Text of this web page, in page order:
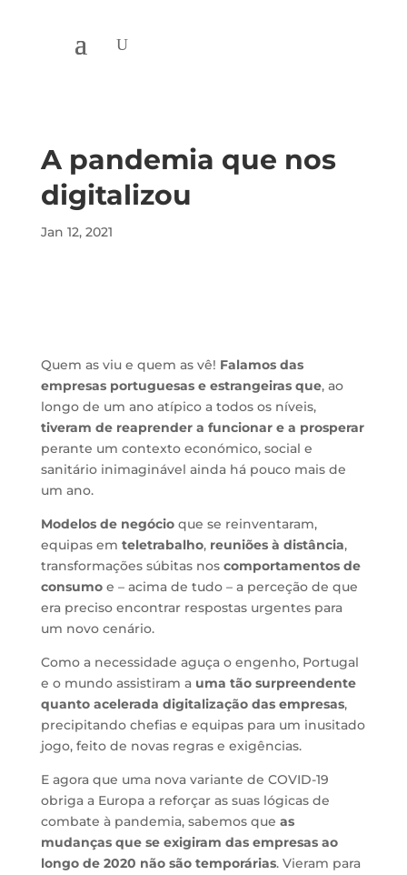
A pandemia que nos
digitalizou
Jan 12, 2021
Quem as viu e quem as vê! Falamos das
empresas portuguesas e estrangeiras que, ao
longo de um ano atípico a todos os níveis,
tiveram de reaprender a funcionar e a prosperar
perante um contexto económico, social e
sanitário inimaginável ainda há pouco mais de
um ano.
Modelos de negócioque se reinventaram,
equipas em teletrabalho, reuniões à distância,
transformações súbitas nos comportamentos de
consumoe – acima de tudo – a perceção de que
era preciso encontrar respostas urgentes para
um novo cenário.
Como a necessidade aguça o engenho, Portugal
e o mundo assistiram a uma tão surpreendente
quanto acelerada digitalização das empresas,
precipitando chefias e equipas para um inusitado
jogo, feito de novas regras e exigências.
E agora que uma nova variante de COVID-19
obriga a Europa a reforçar as suas lógicas de
combate à pandemia, sabemos que as
mudanças que se exigiram das empresas ao
longo de 2020 não são temporárias. Vieram para